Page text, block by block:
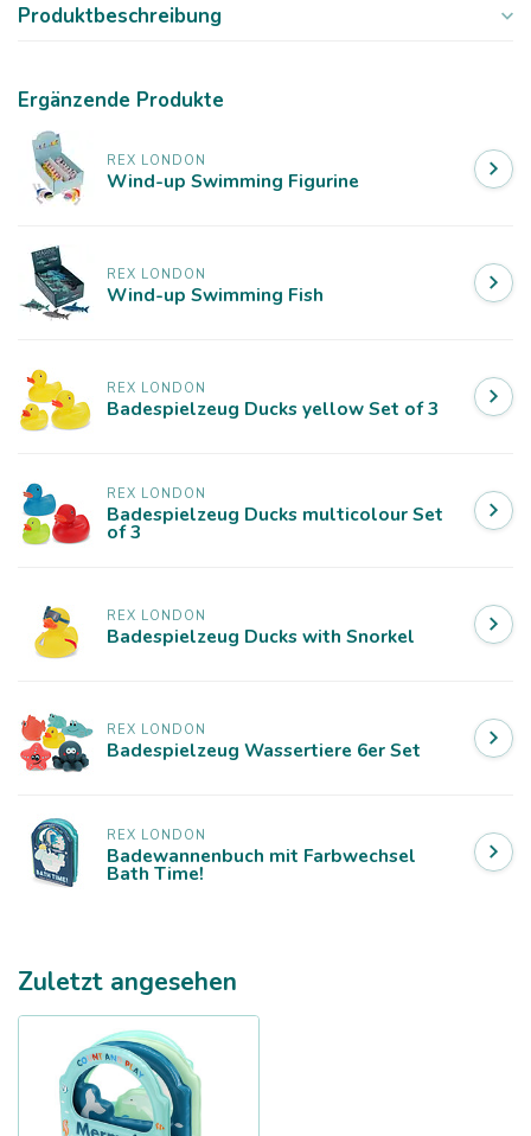
Produktbeschreibung
Ergänzende Produkte
REX LONDON
Wind-up Swimming Figurine
REX LONDON
Wind-up Swimming Fish
REX LONDON
Badespielzeug Ducks yellow Set of 3
REX LONDON
Badespielzeug Ducks multicolour Set
of 3
REX LONDON
Badespielzeug Ducks with Snorkel
REX LONDON
Badespielzeug Wassertiere 6er Set
REX LONDON
Badewannenbuch mit Farbwechsel
Bath Time!
Zuletzt angesehen